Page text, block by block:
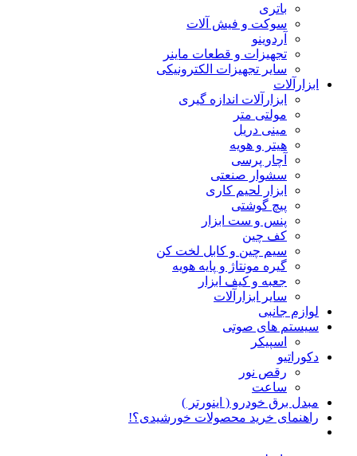
باتری
سوکت و فیش آلات
آردوینو
تجهیزات و قطعات ماینر
سایر تجهیزات الکترونیکی
ابزارآلات
ابزارآلات اندازه گیری
مولتی متر
مینی دریل
هیتر و هویه
آچار پرسی
سشوار صنعتی
ابزار لحیم کاری
پیچ گوشتی
پنس و ست ابزار
کف چین
سیم چین و کابل لخت کن
گیره مونتاژ و پایه هویه
جعبه و کیف ابزار
سایر ابزارآلات
لوازم جانبی
سیستم های صوتی
اسپیکر
دکوراتیو
رقص نور
ساعت
مبدل برق خودرو ( اینورتر )
راهنمای خرید محصولات خورشیدی؟!